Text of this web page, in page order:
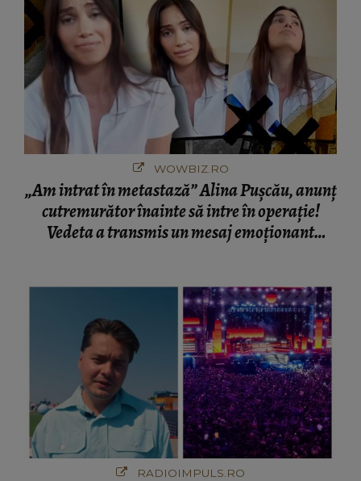
WOWBIZ.RO
„Am intrat în metastază” Alina Pușcău, anunț
cutremurător înainte să intre în operație!
Vedeta a transmis un mesaj emoționant
RADIOIMPULS.RO